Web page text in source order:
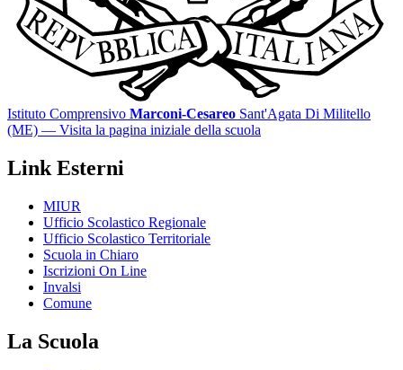
Istituto Comprensivo Marconi-Cesareo Sant'Agata Di Militello
(ME) — Visita la pagina iniziale della scuola
Link Esterni
MIUR
Ufficio Scolastico Regionale
Ufficio Scolastico Territoriale
Scuola in Chiaro
Iscrizioni On Line
Invalsi
Comune
La Scuola